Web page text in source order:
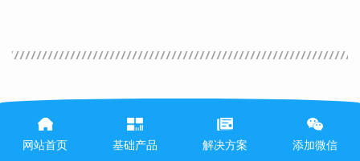
网站首页 基础产品 解决方案 添加微信